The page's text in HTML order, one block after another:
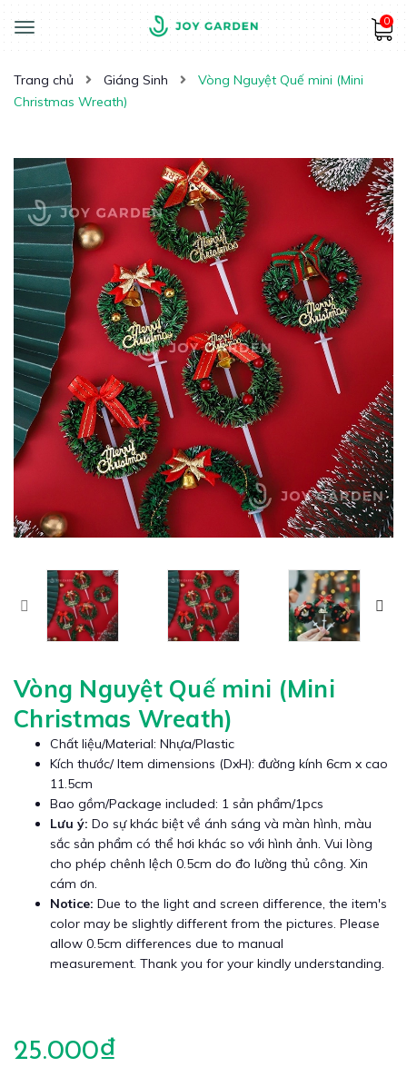
Toggle
navigation
0
Trang chủ Giáng Sinh
Vòng Nguyệt Quế mini (Mini
Christmas Wreath)
Vòng Nguyệt Quế mini (Mini
Christmas Wreath)
Chất liệu/Material: Nhựa/Plastic
Kích thước/ Item dimensions (DxH): đường kính 6cm x cao
11.5cm
Bao gồm/Package included: 1 sản phẩm/1pcs
Lưu ý: Do sự khác biệt về ánh sáng và màn hình, màu
sắc sản phẩm có thể hơi khác so với hình ảnh. Vui lòng
cho phép chênh lệch 0.5cm do đo lường thủ công. Xin
cám ơn.
Notice: Due to the light and screen difference, the item's
color may be slightly different from the pictures. Please
allow 0.5cm differences due to manual
measurement. Thank you for your kindly understanding.
25.000₫